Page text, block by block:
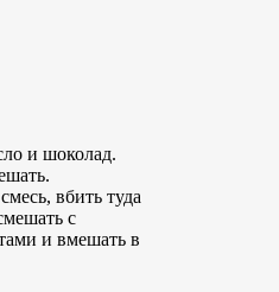
и шоколад.
вбить туда
с
и вмешать в